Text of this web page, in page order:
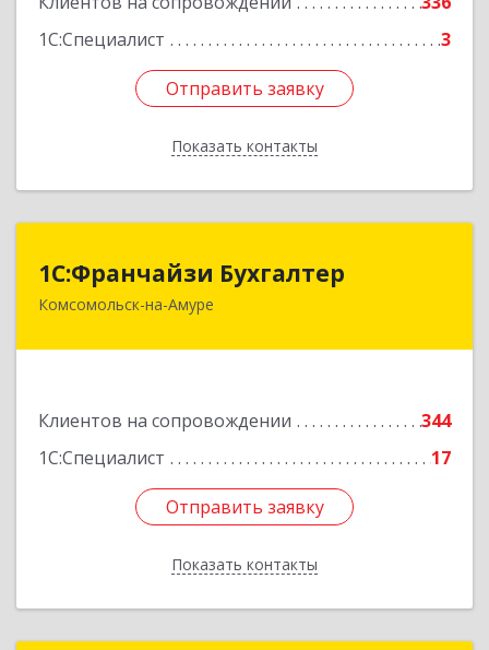
1С:Специалист
3
Отправить заявку
Показать контакты
Отправить заявку
Назад
1С:Франчайзи Бухгалтер
Комсомольск-на-Амуре
Клиентов на сопровождении
344
1С:Специалист
17
Отправить заявку
Показать контакты
1С:Франчайзи Бухгалтер
681000, Хабаровский край, Комсомольск-на-
Подробнее
Отправить заявку
Назад